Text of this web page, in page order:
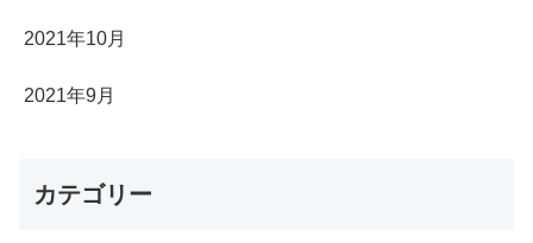
2021年10月
2021年9月
カテゴリー